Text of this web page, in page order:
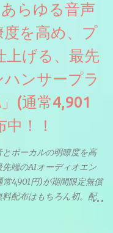
あらゆる音声
を高め、プ
上げる、最先
ンサープラ
(通常4,901
！！
とボーカルの明瞭度を高
端のAIオーディオエン
4,901円)が期間限定無償
配布はもちろん初。配